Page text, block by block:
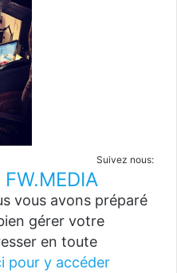
Suivez nous:
vous avons préparé
gérer votre
en toute
pour y accéder